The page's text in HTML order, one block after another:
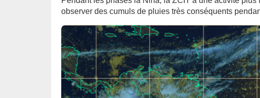
observer des cumuls de pluies très conséquents